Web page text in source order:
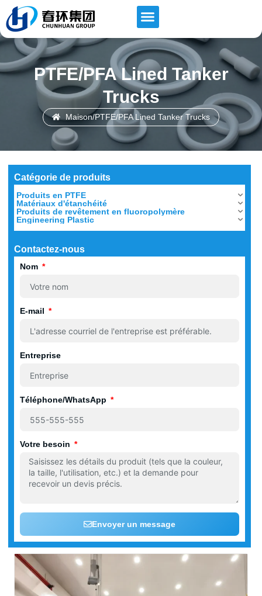
PTFE/PFA Lined Tanker
Trucks
Maison/PTFE/PFA Lined Tanker Trucks
Catégorie de produits
Produits en PTFE
Matériaux d'étanchéité
Produits de revêtement en fluoropolymère
Engineering Plastic
Contactez-nous
Nom
E-mail
Entreprise
Téléphone/WhatsApp
Votre besoin
Envoyer un message